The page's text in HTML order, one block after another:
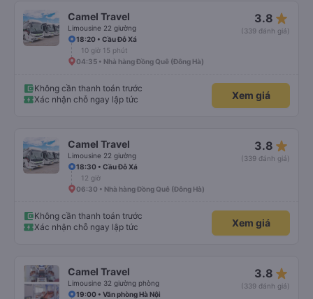
Camel Travel
Limousine 22 giường
3.8 star_rate
(339 đánh giá)
18:20 • Cầu Đỗ Xá
10 giờ 15 phút
04:35 • Nhà hàng Đồng Quê (Đông Hà)
Không cần thanh toán trước
Xác nhận chỗ ngay lập tức
Xem giá
Camel Travel
Limousine 22 giường
3.8 star_rate
(339 đánh giá)
18:30 • Cầu Đỗ Xá
12 giờ
06:30 • Nhà hàng Đồng Quê (Đông Hà)
Không cần thanh toán trước
Xác nhận chỗ ngay lập tức
Xem giá
Camel Travel
Limousine 32 giường phòng
3.8 star_rate
(339 đánh giá)
19:00 • Văn phòng Hà Nội